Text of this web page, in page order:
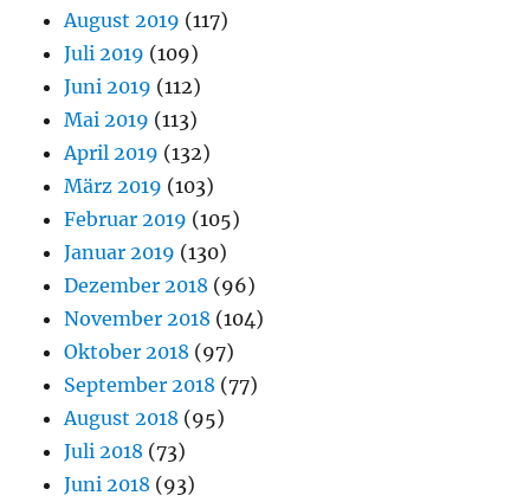
August 2019 (117)
Juli 2019 (109)
Juni 2019 (112)
Mai 2019 (113)
April 2019 (132)
März 2019 (103)
Februar 2019 (105)
Januar 2019 (130)
Dezember 2018 (96)
November 2018 (104)
Oktober 2018 (97)
September 2018 (77)
August 2018 (95)
Juli 2018 (73)
Juni 2018 (93)